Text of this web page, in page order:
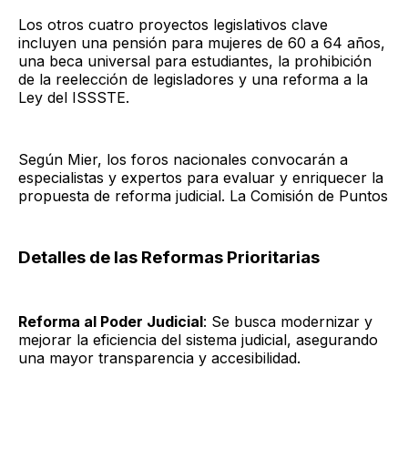
Los otros cuatro proyectos legislativos clave
incluyen una pensión para mujeres de 60 a 64 años,
una beca universal para estudiantes, la prohibición
de la reelección de legisladores y una reforma a la
Ley del ISSSTE.
Según Mier, los foros nacionales convocarán a
especialistas y expertos para evaluar y enriquecer la
propuesta de reforma judicial. La Comisión de Puntos
Detalles de las Reformas Prioritarias
Reforma al Poder Judicial: Se busca modernizar y
mejorar la eficiencia del sistema judicial, asegurando
una mayor transparencia y accesibilidad.